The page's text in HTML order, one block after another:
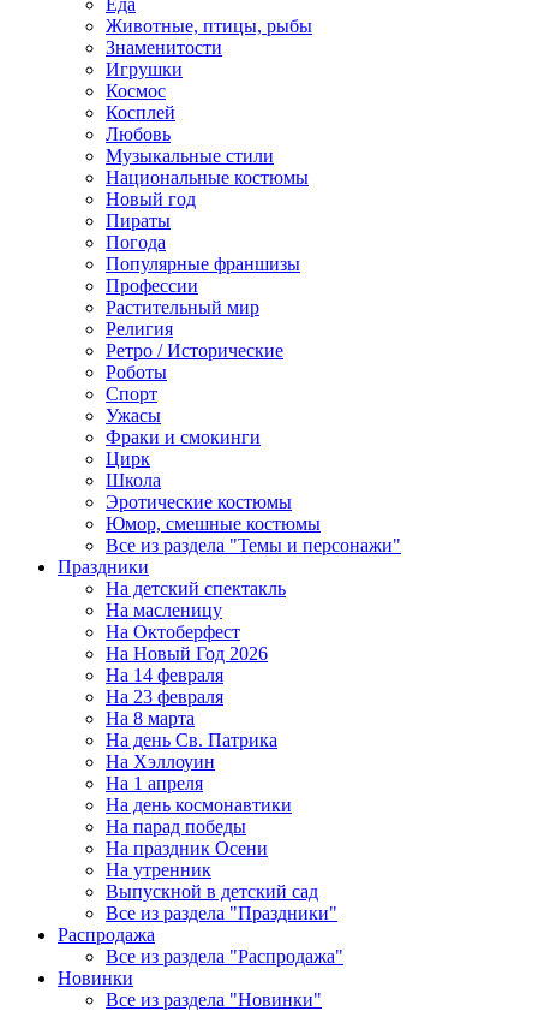
Еда
Животные, птицы, рыбы
Знаменитости
Игрушки
Космос
Косплей
Любовь
Музыкальные стили
Национальные костюмы
Новый год
Пираты
Погода
Популярные франшизы
Профессии
Растительный мир
Религия
Ретро / Исторические
Роботы
Спорт
Ужасы
Фраки и смокинги
Цирк
Школа
Эротические костюмы
Юмор, смешные костюмы
Все из раздела "Темы и персонажи"
Праздники
На детский спектакль
На масленицу
На Октоберфест
На Новый Год 2026
На 14 февраля
На 23 февраля
На 8 марта
На день Св. Патрика
На Хэллоуин
На 1 апреля
На день космонавтики
На парад победы
На праздник Осени
На утренник
Выпускной в детский сад
Все из раздела "Праздники"
Распродажа
Все из раздела "Распродажа"
Новинки
Все из раздела "Новинки"